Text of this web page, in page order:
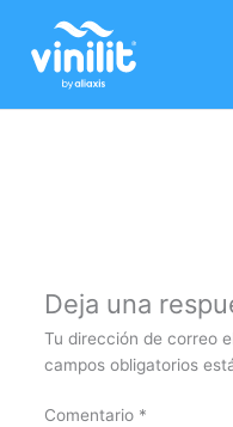
contenido
Deja una
Tu dirección de correo
campos obligatorios
Comentario *